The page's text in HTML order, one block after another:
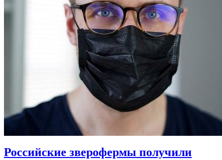
Российские зверофермы получили